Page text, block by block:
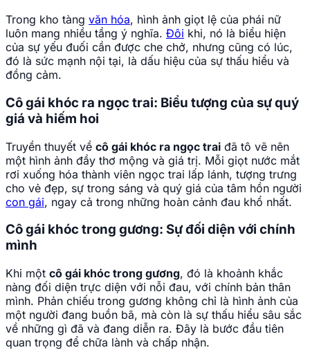
Trong kho tàng văn hóa, hình ảnh giọt lệ của phái nữ
luôn mang nhiều tầng ý nghĩa. Đôi khi, nó là biểu hiện
của sự yếu đuối cần được che chở, nhưng cũng có lúc,
đó là sức mạnh nội tại, là dấu hiệu của sự thấu hiểu và
đồng cảm.
Cô gái khóc ra ngọc trai: Biểu tượng của sự quý
giá và hiếm hoi
Truyền thuyết về cô gái khóc ra ngọc trai đã tô vẽ nên
một hình ảnh đầy thơ mộng và giá trị. Mỗi giọt nước mắt
rơi xuống hóa thành viên ngọc trai lấp lánh, tượng trưng
cho vẻ đẹp, sự trong sáng và quý giá của tâm hồn người
con gái, ngay cả trong những hoàn cảnh đau khổ nhất.
Cô gái khóc trong gương: Sự đối diện với chính
mình
Khi một cô gái khóc trong gương, đó là khoảnh khắc
nàng đối diện trực diện với nỗi đau, với chính bản thân
mình. Phản chiếu trong gương không chỉ là hình ảnh của
một người đang buồn bã, mà còn là sự thấu hiểu sâu sắc
về những gì đã và đang diễn ra. Đây là bước đầu tiên
quan trọng để chữa lành và chấp nhận.